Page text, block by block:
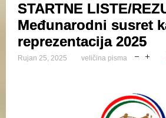
STARTNE LISTE/
Međunarodni susret
reprezentacija 2025
Rujan 25, 2025 veličina pisma